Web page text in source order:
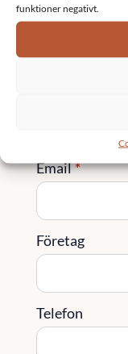
funktioner negativt.
Email*
Företag
Telefon